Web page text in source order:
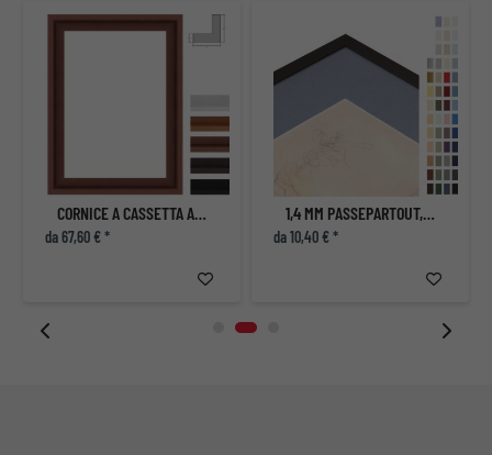
CORNICE A CASSETTA AMERICANA IGUAS
da 67,60 € *
1,4 MM PASSEPARTOUT, DIMENSIONI INTERNE SU MISURA
da 10,40 € *